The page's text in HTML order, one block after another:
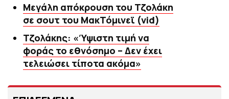
Μεγάλη απόκρουση του Τζολάκη
σε σουτ του ΜακΤόμινεϊ (vid)
Τζολάκης: «Ύψιστη τιμή να
φοράς το εθνόσημο – Δεν έχει
τελειώσει τίποτα ακόμα»